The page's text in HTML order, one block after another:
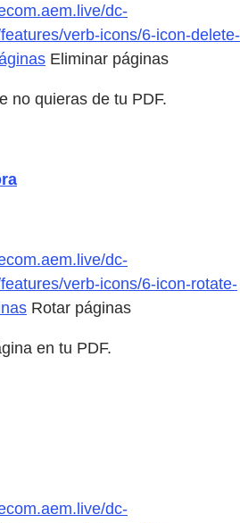
dc-
verb-icons/6-icon-delete-
Eliminar páginas
no quieras de tu PDF.
dc-
verb-icons/6-icon-rotate-
Rotar páginas
en tu PDF.
dc-